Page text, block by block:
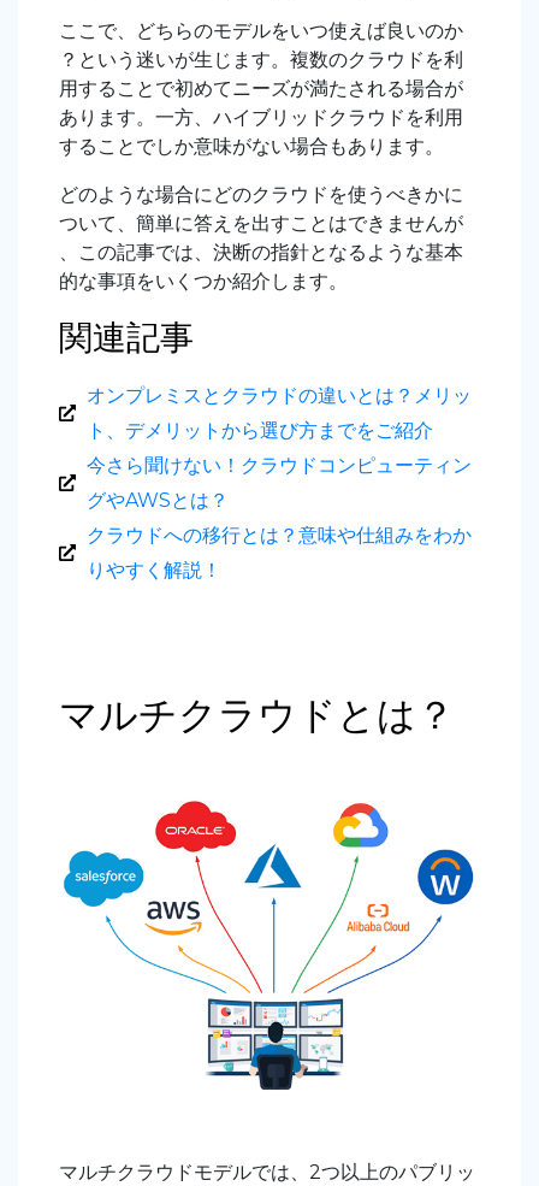
ここで、どちらのモデルをいつ使えば良いのか
？という迷いが生じます。複数のクラウドを利
用することで初めてニーズが満たされる場合が
あります。一方、ハイブリッドクラウドを利用
することでしか意味がない場合もあります。
どのような場合にどのクラウドを使うべきかに
ついて、簡単に答えを出すことはできませんが
、この記事では、決断の指針となるような基本
的な事項をいくつか紹介します。
関連記事
オンプレミスとクラウドの違いとは？メリッ
ト、デメリットから選び方までをご紹介
今さら聞けない！クラウドコンピューティン
グやAWSとは？
クラウドへの移行とは？意味や仕組みをわか
りやすく解説！
マルチクラウドとは？
マルチクラウドモデルでは、2つ以上のパブリッ